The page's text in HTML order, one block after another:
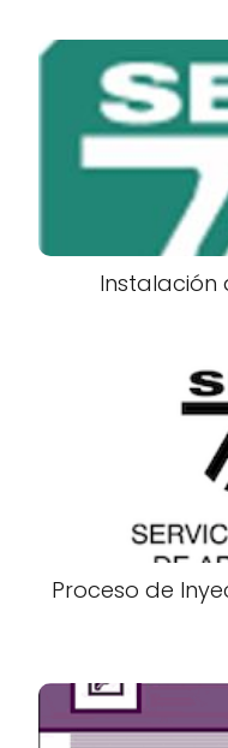
Instalación
Proceso de